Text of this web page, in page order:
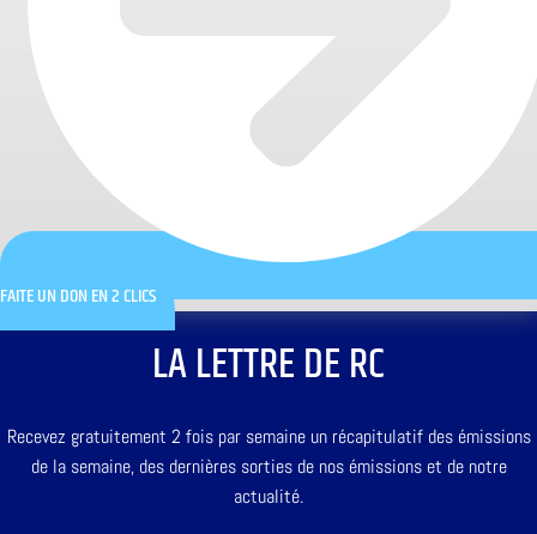
FAITE UN DON EN 2 CLICS
LA LETTRE DE RC
Recevez gratuitement 2 fois par semaine un récapitulatif des émissions
de la semaine, des dernières sorties de nos émissions et de notre
actualité.